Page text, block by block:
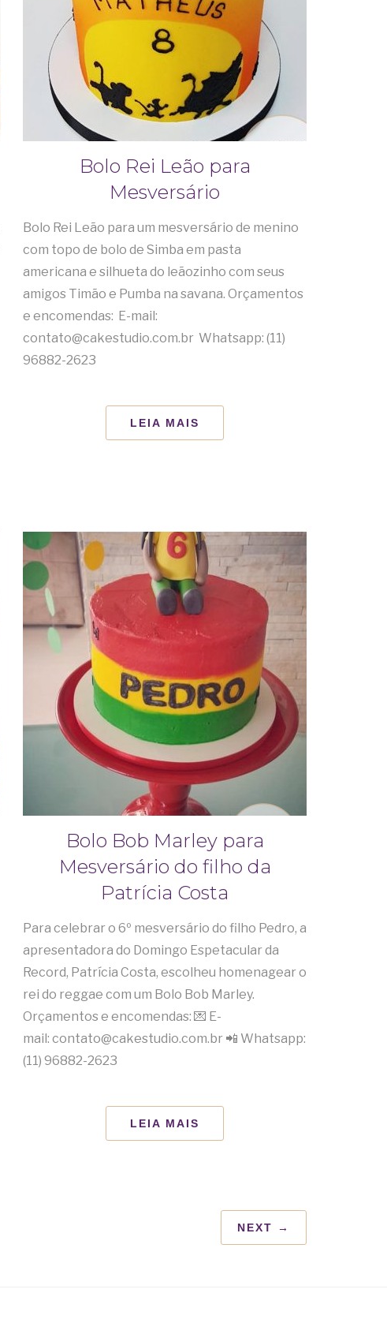
Bolo Rei Leão para
Mesversário
Bolo Rei Leão para um mesversário de menino
com topo de bolo de Simba em pasta
americana e silhueta do leãozinho com seus
amigos Timão e Pumba na savana. Orçamentos
e encomendas: E-mail:
contato@cakestudio.com.br Whatsapp: (11)
96882-2623
LEIA MAIS
Bolo Bob Marley para
Mesversário do filho da
Patrícia Costa
Para celebrar o 6º mesversário do filho Pedro, a
apresentadora do Domingo Espetacular da
Record, Patrícia Costa, escolheu homenagear o
rei do reggae com um Bolo Bob Marley.
Orçamentos e encomendas: 💌 E-
mail: contato@cakestudio.com.br 📲 Whatsapp:
(11) 96882-2623
LEIA MAIS
NEXT →